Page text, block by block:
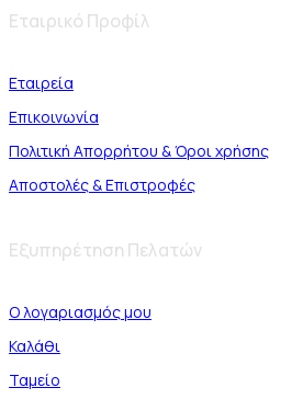
Εταιρικό Προφίλ
Εταιρεία
Επικοινωνία
Πολιτική Απορρήτου & Όροι χρήσης
Αποστολές & Επιστροφές
Εξυπηρέτηση Πελατών
Ο λογαριασμός μου
Καλάθι
Ταμείο